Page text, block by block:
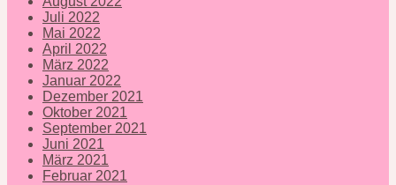
Juli 2022
Mai 2022
April 2022
März 2022
Januar 2022
Dezember 2021
Oktober 2021
September 2021
Juni 2021
März 2021
Februar 2021